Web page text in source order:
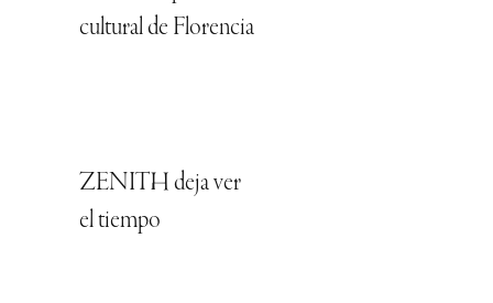
cultural de Florencia
ZENITH deja ver
el tiempo